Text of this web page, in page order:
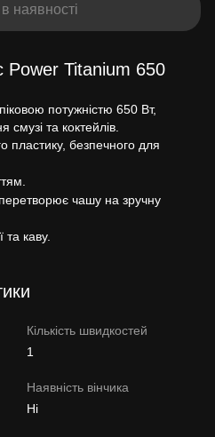
наявності
Power Titanium 650
потужністю 650 Вт,
смузі та коктейлів.
пластику, безпечного для
чашу на зручну
каву.
Кількість швидкостей
1
Наявність вінчика
Ні